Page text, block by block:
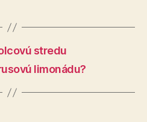
stredu
limonádu?